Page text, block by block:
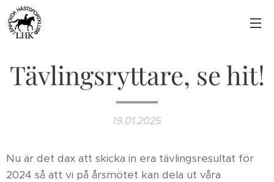
Tävlingsryttare, se hit!
19.01.2025
Nu är det dax att skicka in era tävlingsresultat för
2024 så att vi på årsmötet kan dela ut våra